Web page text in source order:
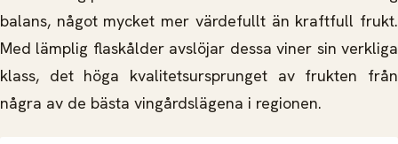
balans, något mycket mer värdefullt än kraftfull frukt.
Med lämplig flaskålder avslöjar dessa viner sin verkliga
klass, det höga kvalitetsursprunget av frukten från
några av de bästa vingårdslägena i regionen.